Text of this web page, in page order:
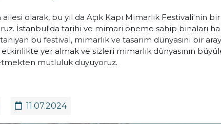
olarak, bu yıl da Açık Kapı Mimarlık Festivali'nin
İstanbul'da tarihi ve mimari öneme sahip binaları
bu festival, mimarlık ve tasarım dünyasını bir
yer almak ve sizleri mimarlık dünyasının
mutluluk duyuyoruz.
11.07.2024